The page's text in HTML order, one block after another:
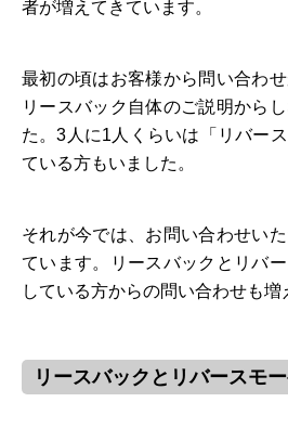
者が増えてきています。
最初の頃はお客様から問い合わ
リースバック自体のご説明から
た。3人に1人くらいは「リバー
ている方もいました。
それが今では、お問い合わせい
ています。リースバックとリバ
している方からの問い合わせも増
リースバックとリバースモ